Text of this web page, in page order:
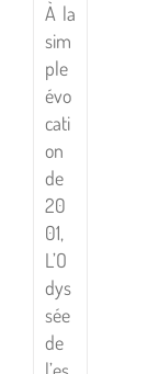
À la
sim
ple
évo
cati
on
de
20
01,
L’O
dys
sée
de